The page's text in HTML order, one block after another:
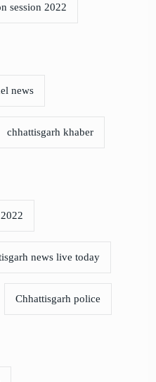
session 2022
news
chhattisgarh khaber
news live today
Chhattisgarh police